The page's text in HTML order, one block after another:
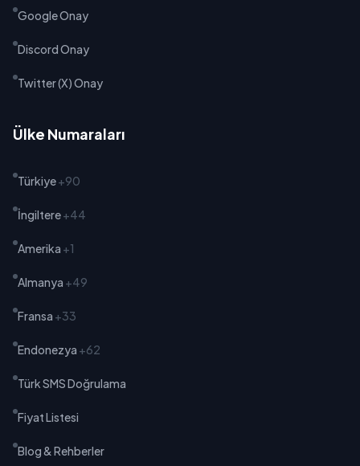
Google Onay
Discord Onay
Twitter (X) Onay
Ülke Numaraları
Türkiye+90
İngiltere+44
Amerika +1
Almanya +49
Fransa +33
Endonezya +62
Türk SMS Doğrulama
Fiyat Listesi
Blog & Rehberler